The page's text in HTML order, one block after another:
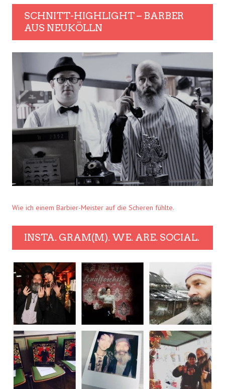
SCHNITT-HIGHLIGHT – BARBER
AUS NEUKÖLLN
Wie ich einem Barbier-Meister auf die Scheren fühlte.
INSTA. GRAM(M). WE. ARE. SOCIAL.